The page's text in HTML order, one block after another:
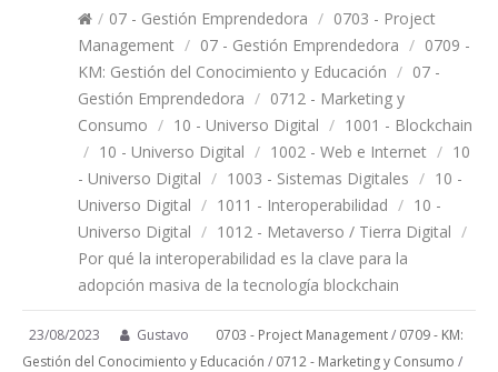
/ 07 - Gestión Emprendedora / 0703 - Project
Management / 07 - Gestión Emprendedora / 0709 -
KM: Gestión del Conocimiento y Educación / 07 -
Gestión Emprendedora / 0712 - Marketing y
Consumo / 10 - Universo Digital / 1001 - Blockchain
/ 10 - Universo Digital / 1002 - Web e Internet / 10
- Universo Digital / 1003 - Sistemas Digitales / 10 -
Universo Digital / 1011 - Interoperabilidad / 10 -
Universo Digital / 1012 - Metaverso / Tierra Digital /
Por qué la interoperabilidad es la clave para la
adopción masiva de la tecnología blockchain
23/08/2023 Gustavo 0703 - Project Management/ 0709 - KM:
Gestión del Conocimiento y Educación / 0712 - Marketing y Consumo /